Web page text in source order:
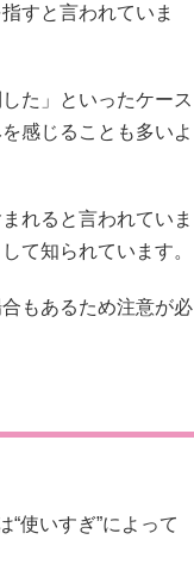
すと言われていま
た」といったケース
感じることも多いよ
れると言われていま
て知られています。
もあるため注意が必
“使いすぎ”によって